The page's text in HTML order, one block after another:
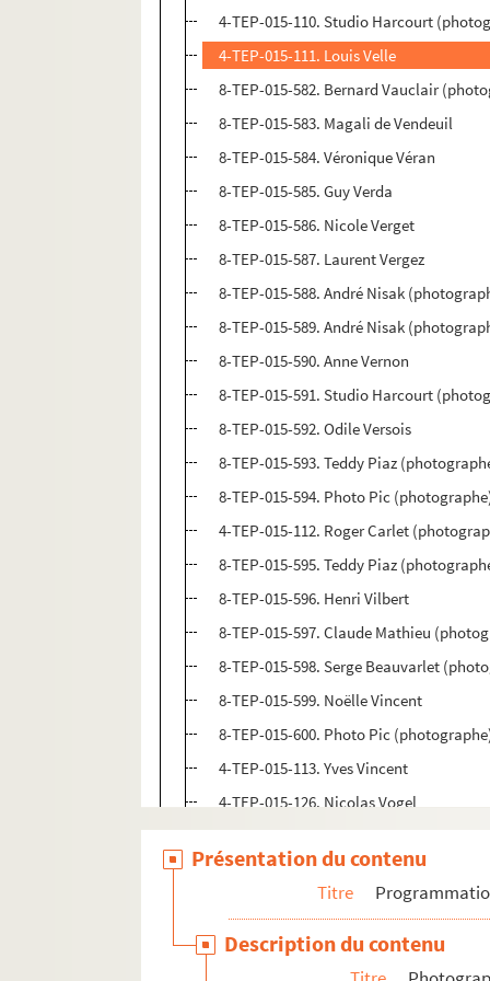
4-TEP-015-110. Studio Harcourt
4-TEP-015-111. Louis Velle
8-TEP-015-582. Bernard Vauclair
8-TEP-015-583. Magali de Vendeuil
8-TEP-015-584. Véronique Véran
8-TEP-015-585. Guy Verda
8-TEP-015-586. Nicole Verget
8-TEP-015-587. Laurent Vergez
8-TEP-015-588. André Nisak
8-TEP-015-589. André Nisak
8-TEP-015-590. Anne Vernon
8-TEP-015-591. Studio Harcourt
8-TEP-015-592. Odile Versois
8-TEP-015-593. Teddy Piaz
8-TEP-015-594. Photo Pic
4-TEP-015-112. Roger Carlet
8-TEP-015-595. Teddy Piaz
8-TEP-015-596. Henri Vilbert
8-TEP-015-597. Claude Mathieu
8-TEP-015-598. Serge Beauvarlet
8-TEP-015-599. Noëlle Vincent
8-TEP-015-600. Photo Pic
4-TEP-015-113. Yves Vincent
4-TEP-015-126. Nicolas Vogel
8-TEP-015-601. Carole Bellaiche
8-TEP-015-602. Claudie Bird
8-TEP-015-603. Anne Wartel
8-TEP-015-604. Arthur Watkyn
8-TEP-015-605. Marianne Zerbib
Présentation du contenu
Titre
Description du contenu